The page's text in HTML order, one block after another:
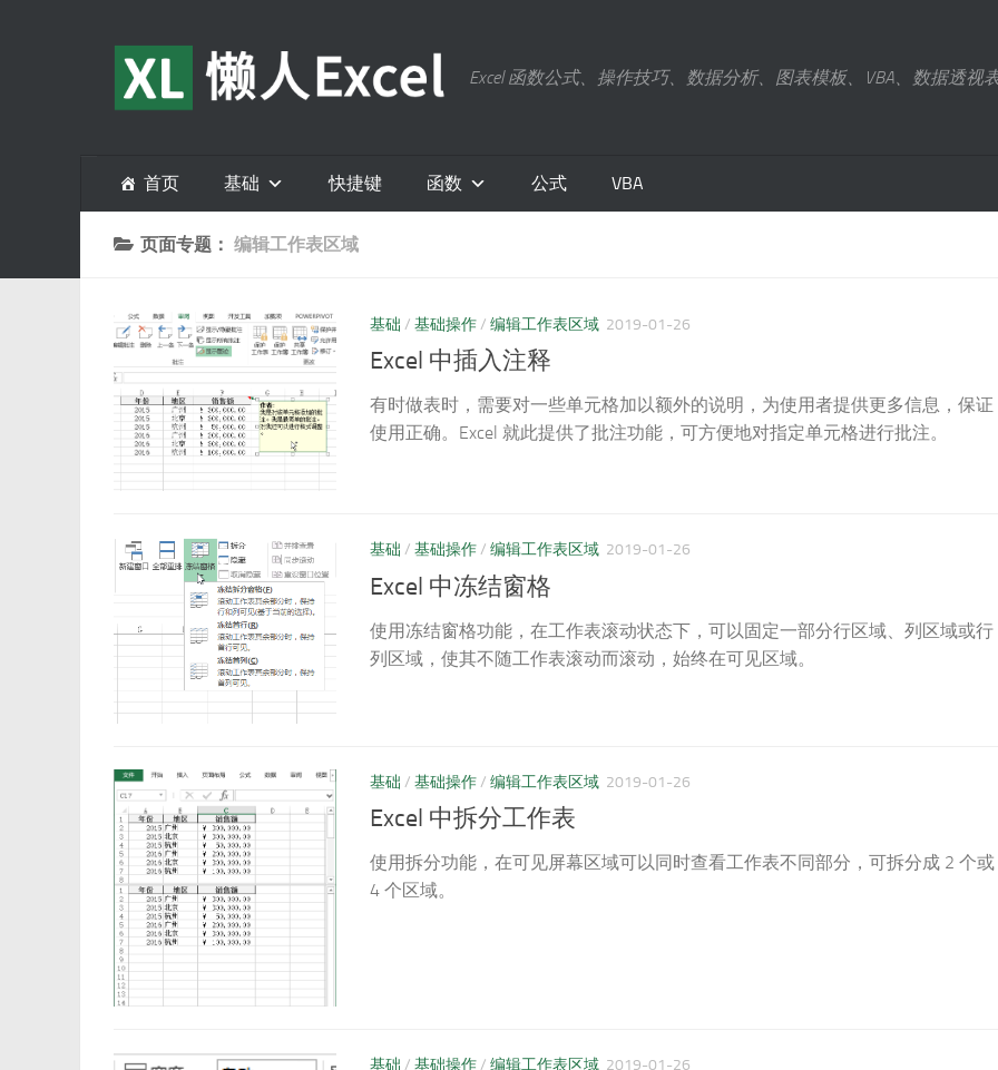
Excel 函数公式、操作技巧、数据分析、图表模板、VBA、数据透视
首页 基础 快捷键 函数 公式 VBA
页面专题： 编辑工作表区域
基础 / 基础操作/ 编辑工作表区域 2019-01-26
Excel 中插入注释
有时做表时，需要对一些单元格加以额外的说明，为使用者提供更多信息，保证
使用正确。Excel 就此提供了批注功能，可方便地对指定单元格进行批注。
基础 / 基础操作/ 编辑工作表区域 2019-01-26
Excel 中冻结窗格
使用冻结窗格功能，在工作表滚动状态下，可以固定一部分行区域、列区域或行
列区域，使其不随工作表滚动而滚动，始终在可见区域。
基础 / 基础操作/ 编辑工作表区域 2019-01-26
Excel 中拆分工作表
使用拆分功能，在可见屏幕区域可以同时查看工作表不同部分，可拆分成 2 个或
4 个区域。
基础 / 基础操作/ 编辑工作表区域 2019-01-26